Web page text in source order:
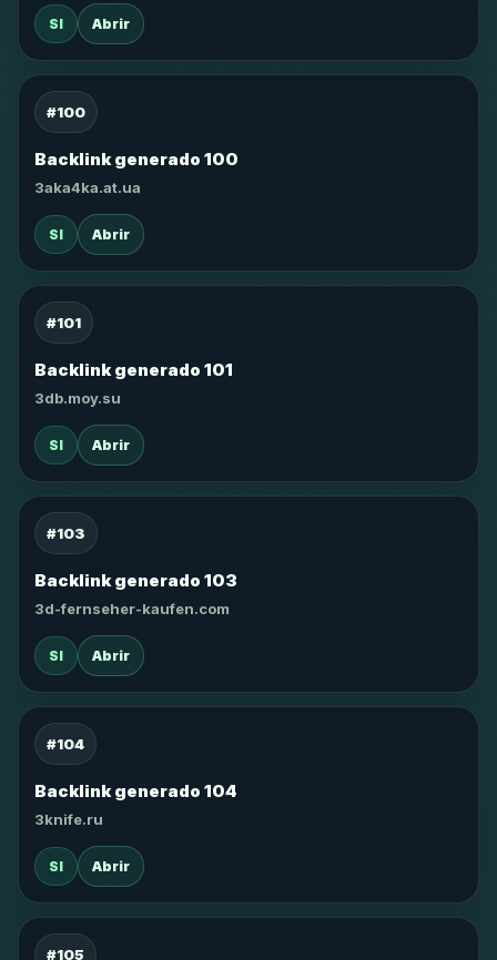
SI Abrir
#100
Backlink generado 100
3aka4ka.at.ua
SI Abrir
#101
Backlink generado 101
3db.moy.su
SI Abrir
#103
Backlink generado 103
3d-fernseher-kaufen.com
SI Abrir
#104
Backlink generado 104
3knife.ru
SI Abrir
#105